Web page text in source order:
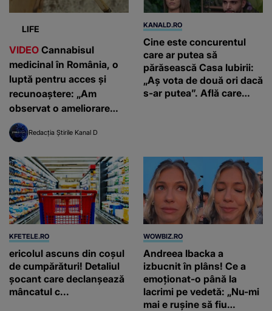
LIFE
VIDEO Cannabisul
medicinal în România, o
luptă pentru acces și
recunoaștere: „Am
observat o ameliorare
semnificativă”
Redacția Știrile Kanal D
KANALD.RO
Cine este concurentul
care ar putea să
părăsească Casa Iubirii:
„Aș vota de două ori dacă
s-ar putea”. Află care
KFETELE.RO
ericolul ascuns din coșul
de cumpărături! Detaliul
șocant care declanșează
mâncatul c...
WOWBIZ.RO
Andreea Ibacka a
izbucnit în plâns! Ce a
emoționat-o până la
lacrimi pe vedetă: „Nu-mi
mai e rușine să fiu